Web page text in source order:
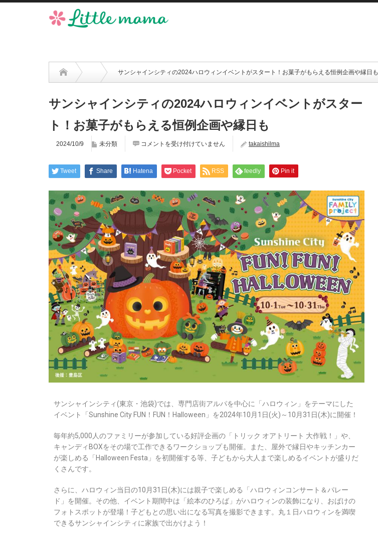
サンシャインシティの2024ハロウィンイベントがスタート！お菓子がもらえる恒例企画や縁日も
サンシャインシティの2024ハロウィンイベントがスター
ト！お菓子がもらえる恒例企画や縁日も
2024/10/9 未分類 コメントを受け付けていません takaishilma
Tweet Share Hatena Pocket RSS feedly Pin it
サンシャインシティ(東京・池袋)では、専門店街アルパを中心に「ハロウィン」をテーマにした
イベント「Sunshine City FUN！FUN！Halloween」を2024年10月1日(火)～10月31日(木)に開催！
毎年約5,000人のファミリーが参加している好評企画の「トリック オアトリート 大作戦！」や、
キャンディBOXをその場で工作できるワークショップも開催。また、屋外で縁日やキッチンカー
が楽しめる「Halloween Festa」を初開催する等、子どもから大人まで楽しめるイベントが盛りだ
くさんです。
さらに、ハロウィン当日の10月31日(木)には親子で楽しめる「ハロウィンコンサート＆パレー
ド」を開催。その他、イベント期間中は「絵本のひろば」がハロウィンの装飾になり、おばけの
フォトスポットが登場！子どもとの思い出になる写真を撮影できます。丸１日ハロウィンを満喫
できるサンシャインシティに家族で出かけよう！